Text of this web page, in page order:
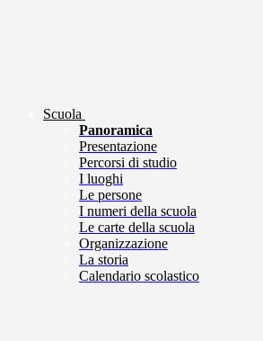
Scuola
Panoramica
Presentazione
Percorsi di studio
I luoghi
Le persone
I numeri della scuola
Le carte della scuola
Organizzazione
La storia
Calendario scolastico